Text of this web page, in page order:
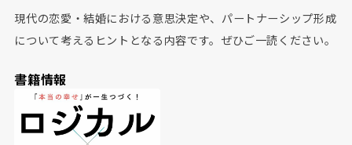
現代の恋愛・結婚における意思決定や、パートナーシップ形成
について考えるヒントとなる内容です。ぜひご一読ください。
書籍情報